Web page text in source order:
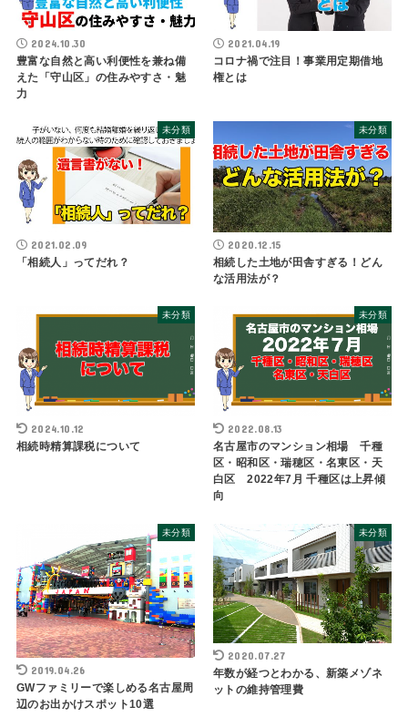
2024.10.30
豊富な自然と高い利便性を兼ね備
えた「守山区」の住みやすさ・魅
力
2021.04.19
コロナ禍で注目！事業用定期借地
権とは
未分類
2021.02.09
「相続人」ってだれ？
未分類
2020.12.15
相続した土地が田舎すぎる！どん
な活用法が？
未分類
2024.10.12
相続時精算課税について
未分類
2022.08.13
名古屋市のマンション相場 千種
区・昭和区・瑞穂区・名東区・天
白区 2022年7月 千種区は上昇傾
向
未分類
2019.04.26
GWファミリーで楽しめる名古屋周
辺のお出かけスポット10選
未分類
2020.07.27
年数が経つとわかる、新築メゾネ
ットの維持管理費